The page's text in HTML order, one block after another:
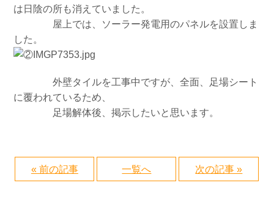
は日陰の所も消えていました。
屋上では、ソーラー発電用のパネルを設置しま
した。
外壁タイルを工事中ですが、全面、足場シート
に覆われているため、
足場解体後、掲示したいと思います。
« 前の記事 一覧へ 次の記事 »